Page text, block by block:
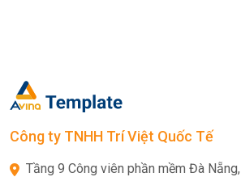
Công ty TNHH Trí Việt Quốc Tế
Tầng 9 Công viên phần mềm Đà